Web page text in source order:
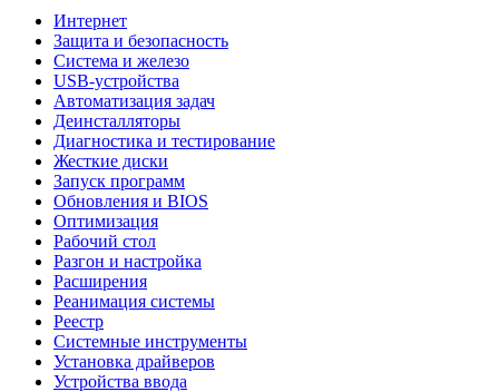
Интернет
Защита и безопасность
Система и железо
USB-устройства
Автоматизация задач
Деинсталляторы
Диагностика и тестирование
Жесткие диски
Запуск программ
Обновления и BIOS
Оптимизация
Рабочий стол
Разгон и настройка
Расширения
Реанимация системы
Реестр
Системные инструменты
Установка драйверов
Устройства ввода